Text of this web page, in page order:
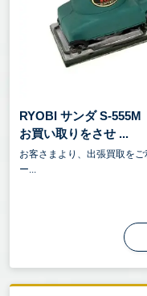
RYOBI サンダ S-555M
お買い取りをさせ ...
お客さまより、出張買取を
ー...